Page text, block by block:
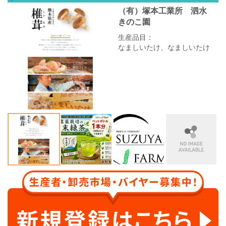
（有）塚本工業所 泗水
きのこ園
生産品目：
なましいたけ、なましいたけ